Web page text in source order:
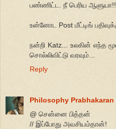
பண்ணிட்ட. நீ பெரிய ஆளுயா!!
உன்னோட Post மீட்டிங்
நன்றி Katz... உலகின் எந்த
சொல்லிவிட்டு வரவும்...
Reply
Philosophy Prabhakaran
@ சென்னை பித்தன்
// இப்போது அவசியம்தான்!